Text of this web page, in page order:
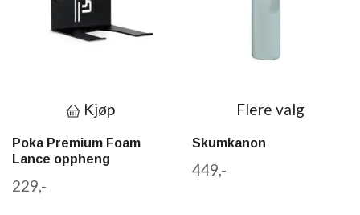
Kjøp
Poka Premium Foam
Lance oppheng
229,-
Flere valg
Skumkanon
449,-